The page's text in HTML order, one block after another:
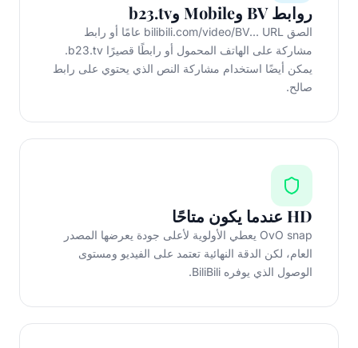
روابط BV وMobile وb23.tv
الصق bilibili.com/video/BV... URL عامًا أو رابط
مشاركة على الهاتف المحمول أو رابطًا قصيرًا b23.tv.
يمكن أيضًا استخدام مشاركة النص الذي يحتوي على رابط
صالح.
HD عندما يكون متاحًا
OvO snap يعطي الأولوية لأعلى جودة يعرضها المصدر
العام، لكن الدقة النهائية تعتمد على الفيديو ومستوى
الوصول الذي يوفره BiliBili.